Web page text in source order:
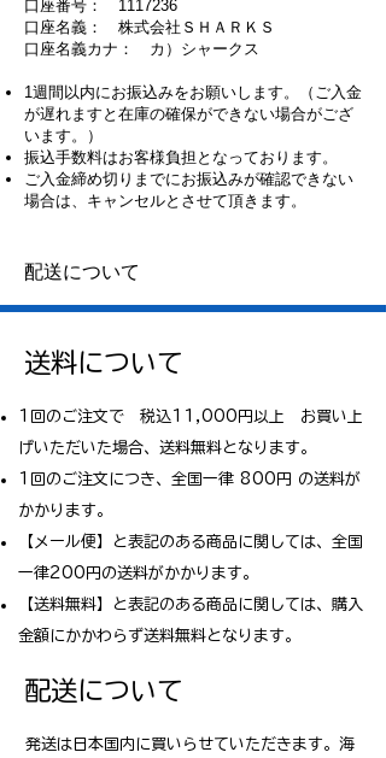
口座番号： 1117236
口座名義： 株式会社ＳＨＡＲＫＳ
口座名義カナ： カ）シャークス
1週間以内にお振込みをお願いします。（ご入金
が遅れますと在庫の確保ができない場合がござ
います。）
振込手数料はお客様負担となっております。
​ご入金締め切りまでにお振込みが確認できない
場合は、キャンセルとさせて頂きます。
​配送について
送料について
1回のご注文で 税込11,000円以上 お買い上
げいただいた場合、送料無料となります。
​​1回のご注文につき、 全国一律 800円 の送料が
かかります。
【メール便】と表記のある商品に関しては、全国
一律200円の送料がかかります。
【送料無料】と表記のある商品に関しては、購入
金額にかかわらず送料無料となります。
配送について
発送は日本国内に買いらせていただきます。海